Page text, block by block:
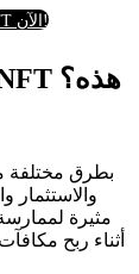
احصل على Dr. Who: بطاقات تداول Worlds Apart NFT الآن!
كيف يتم استخدام بطاقات تداول NFT هذه؟
والاستثمار
مثيرة